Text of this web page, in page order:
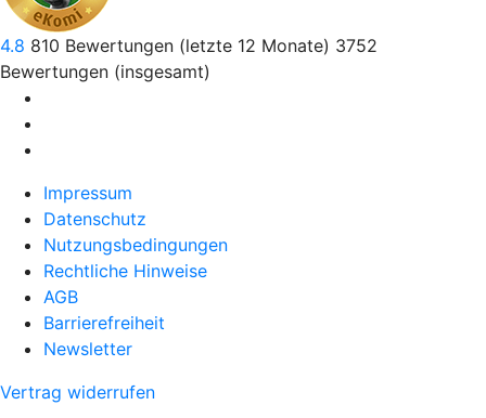
4.8 810 Bewertungen (letzte 12 Monate) 3752
Bewertungen (insgesamt)
Impressum
Datenschutz
Nutzungsbedingungen
Rechtliche Hinweise
AGB
Barrierefreiheit
Newsletter
Vertrag widerrufen